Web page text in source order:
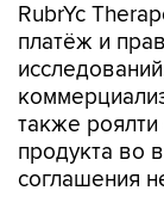
RubrYc
платёж и
также
продукта во
соглашения